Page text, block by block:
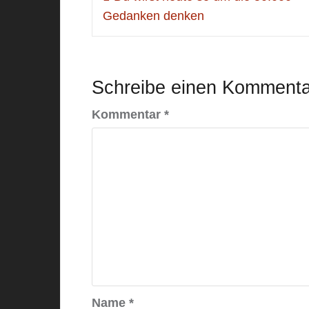
Gedanken denken
Schreibe einen
Kommentar *
Name *